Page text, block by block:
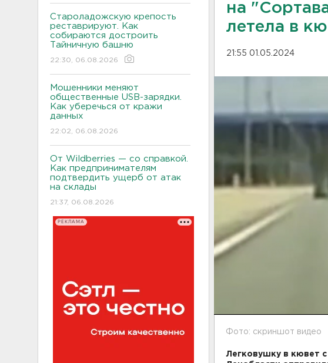
Староладожскую крепость
реставрируют. Как
собираются достроить
Тайничную башню
22:30, 06.08.2026
Мошенники меняют
общественные USB-зарядки.
Как уберечься от кражи
данных
22:02, 06.08.2026
От Wildberries — со справкой.
Как предпринимателям
подтвердить ущерб от атак
на склады
21:37, 06.08.2026
РЕКЛАМА
на
летела в
21:55 01.05.2024
Фото: скриншот видео
Легковушку в кювет